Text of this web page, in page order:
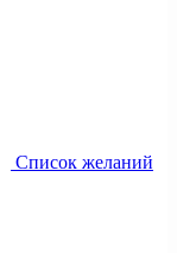
Список желаний